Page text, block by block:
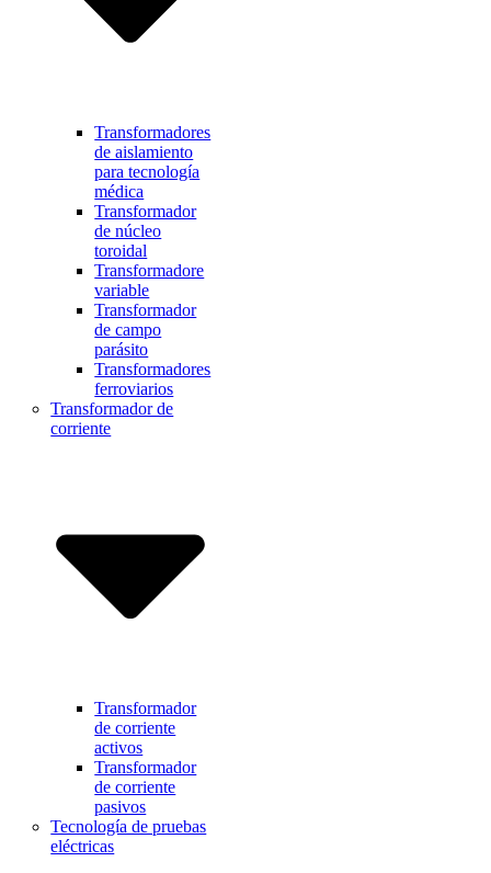
Transformadores
de aislamiento
para tecnología
médica
Transformador
de núcleo
toroidal
Transformadore
variable
Transformador
de campo
parásito
Transformadores
ferroviarios
Transformador de
corriente
Transformador
de corriente
activos
Transformador
de corriente
pasivos
Tecnología de pruebas
eléctricas